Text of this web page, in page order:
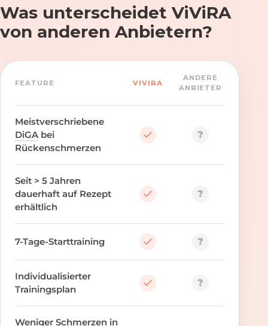
Was unterscheidet ViViRA
von anderen Anbietern?
FEATURE VIVIRA
ANDERE
ANBIETER
Meistverschriebene
DiGA bei
Rückenschmerzen
?
Seit > 5 Jahren
dauerhaft auf Rezept
erhältlich
?
7-Tage-Starttraining ?
Individualisierter
Trainingsplan
?
Weniger Schmerzen in